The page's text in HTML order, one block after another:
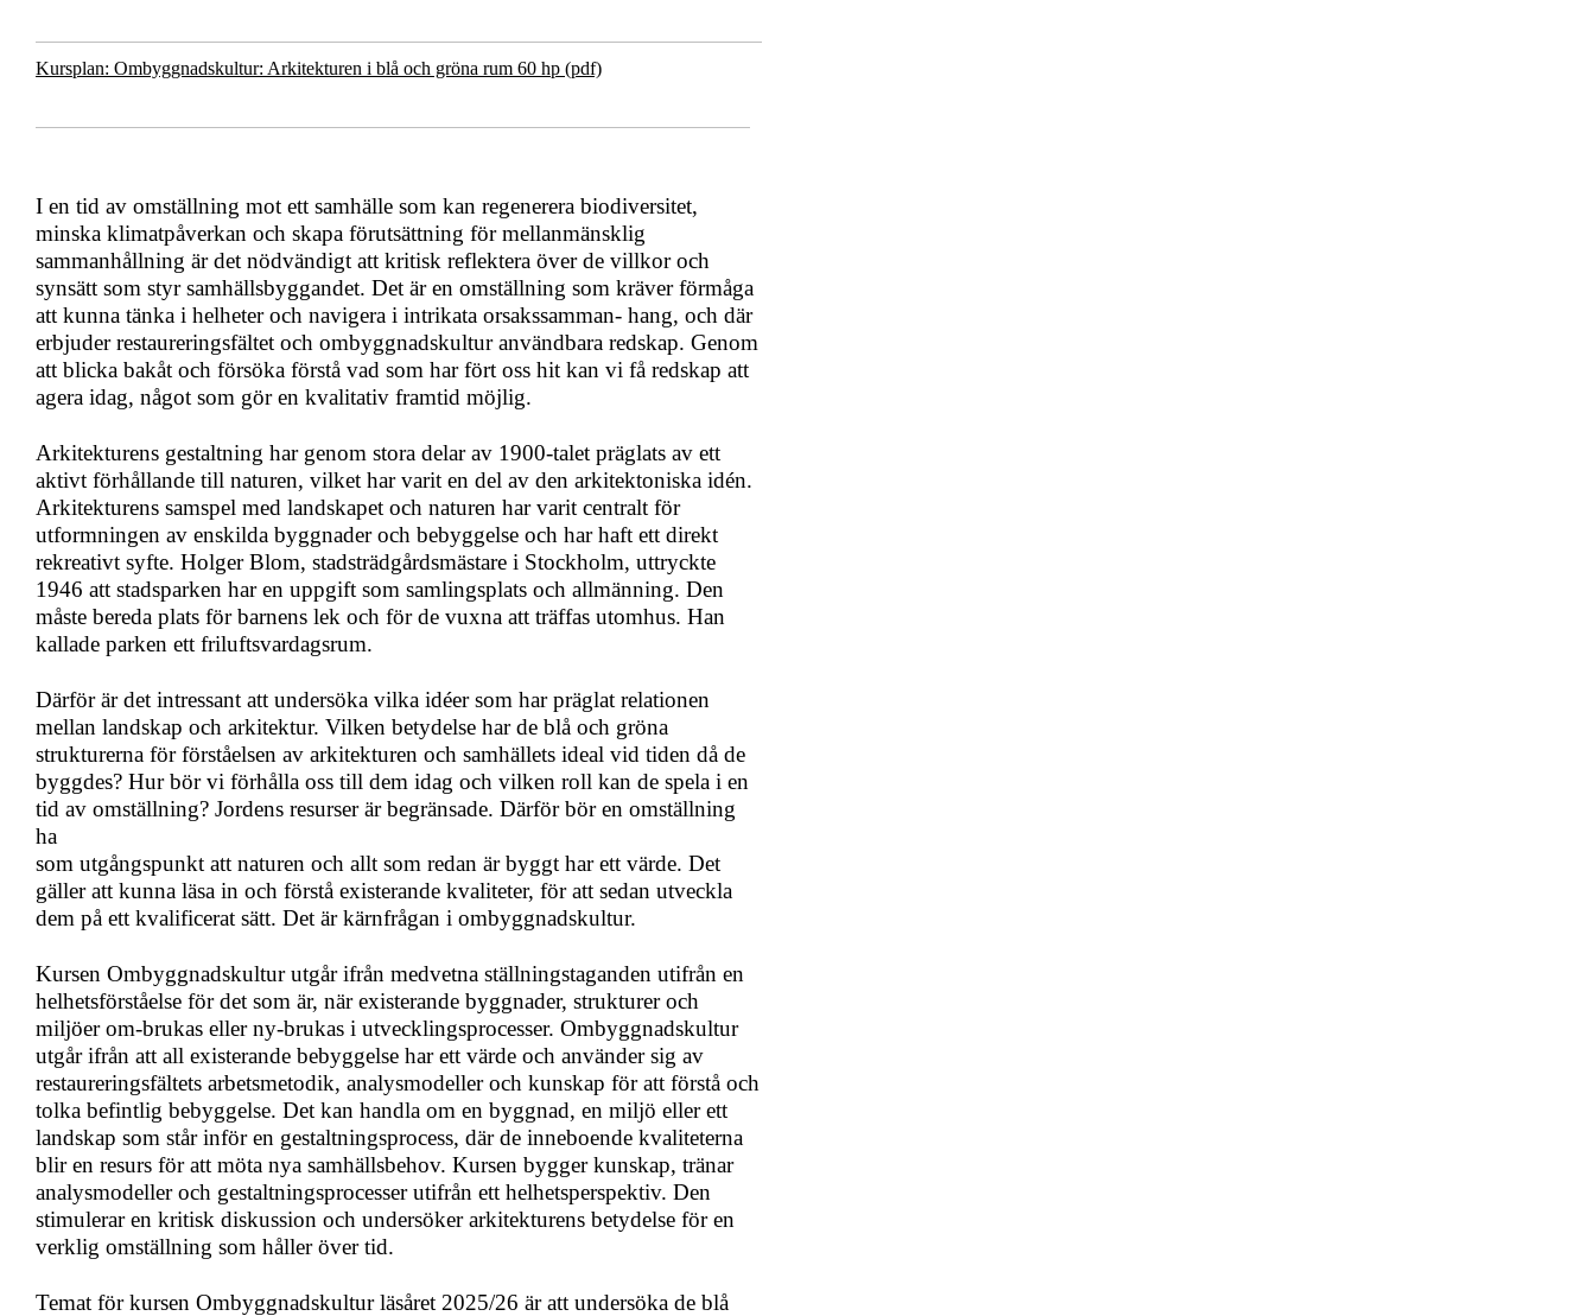
Kursplan: Ombyggnadskultur: Arkitekturen i blå och gröna rum 60 hp (pdf)
I en tid av omställning mot ett samhälle som kan regenerera biodiversitet,
minska klimatpåverkan och skapa förutsättning för mellanmänsklig
sammanhållning är det nödvändigt att kritisk reflektera över de villkor och
synsätt som styr samhällsbyggandet. Det är en omställning som kräver förmåga
att kunna tänka i helheter och navigera i intrikata orsakssamman- hang, och där
erbjuder restaureringsfältet och ombyggnadskultur användbara redskap. Genom
att blicka bakåt och försöka förstå vad som har fört oss hit kan vi få redskap att
agera idag, något som gör en kvalitativ framtid möjlig.
Arkitekturens gestaltning har genom stora delar av 1900-talet präglats av ett
aktivt förhållande till naturen, vilket har varit en del av den arkitektoniska idén.
Arkitekturens samspel med landskapet och naturen har varit centralt för
utformningen av enskilda byggnader och bebyggelse och har haft ett direkt
rekreativt syfte. Holger Blom, stadsträdgårdsmästare i Stockholm, uttryckte
1946 att stadsparken har en uppgift som samlingsplats och allmänning. Den
måste bereda plats för barnens lek och för de vuxna att träffas utomhus. Han
kallade parken ett friluftsvardagsrum.
Därför är det intressant att undersöka vilka idéer som har präglat relationen
mellan landskap och arkitektur. Vilken betydelse har de blå och gröna
strukturerna för förståelsen av arkitekturen och samhällets ideal vid tiden då de
byggdes? Hur bör vi förhålla oss till dem idag och vilken roll kan de spela i en
tid av omställning? Jordens resurser är begränsade. Därför bör en omställning
ha
som utgångspunkt att naturen och allt som redan är byggt har ett värde. Det
gäller att kunna läsa in och förstå existerande kvaliteter, för att sedan utveckla
dem på ett kvalificerat sätt. Det är kärnfrågan i ombyggnadskultur.
Kursen Ombyggnadskultur utgår ifrån medvetna ställningstaganden utifrån en
helhetsförståelse för det som är, när existerande byggnader, strukturer och
miljöer om-brukas eller ny-brukas i utvecklingsprocesser. Ombyggnadskultur
utgår ifrån att all existerande bebyggelse har ett värde och använder sig av
restaureringsfältets arbetsmetodik, analysmodeller och kunskap för att förstå och
tolka befintlig bebyggelse. Det kan handla om en byggnad, en miljö eller ett
landskap som står inför en gestaltningsprocess, där de inneboende kvaliteterna
blir en resurs för att möta nya samhällsbehov. Kursen bygger kunskap, tränar
analysmodeller och gestaltningsprocesser utifrån ett helhetsperspektiv. Den
stimulerar en kritisk diskussion och undersöker arkitekturens betydelse för en
verklig omställning som håller över tid.
Temat för kursen Ombyggnadskultur läsåret 2025/26 är att undersöka de blå